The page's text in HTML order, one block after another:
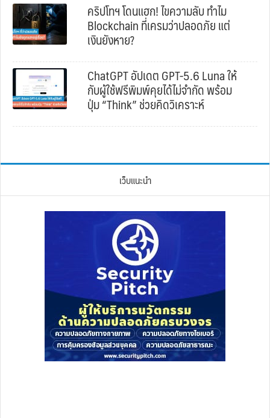
คริปโทฯ โดนแฮก! ไขความลับ ทำไม
Blockchain ที่เครมว่าปลอดภัย แต่
เงินยังหาย?
ChatGPT อัปเดต GPT-5.6 Luna ให้
กับผู้ใช้ฟรีพิมพ์คุยได้ไม่จำกัด พร้อม
ปุ่ม “Think” ช่วยคิดวิเคราะห์
เว็บแนะนำ